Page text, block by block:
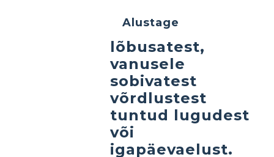
Alustage
lõbusatest,
vanusele
sobivatest
võrdlustest
tuntud lugudest
või
igapäevaelust.